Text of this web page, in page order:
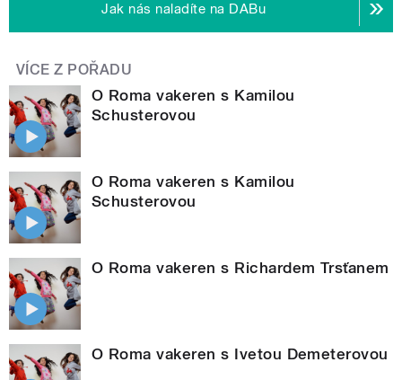
Jak nás naladíte na DABu
VÍCE Z POŘADU
O Roma vakeren s Kamilou
Schusterovou
O Roma vakeren s Kamilou
Schusterovou
O Roma vakeren s Richardem Trsťanem
O Roma vakeren s Ivetou Demeterovou